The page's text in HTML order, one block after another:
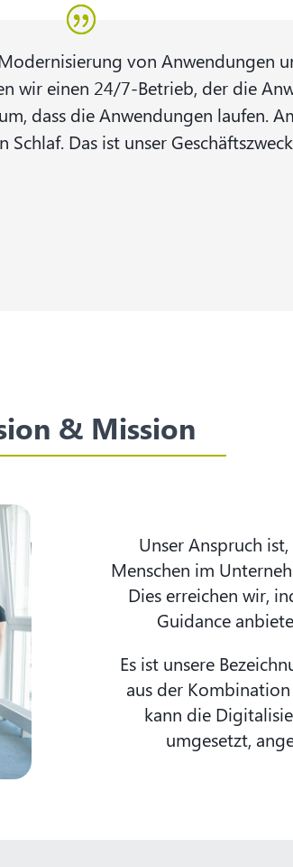
von Anwendungen
wir einen 24/7-Betrieb, der die
dass die Anwendungen laufen.
Das ist unser
& Mission
Unser Anspruch
Menschen im
Dies erreichen wir,
Guidance
Es ist unsere
aus der
kann die
umgesetzt,